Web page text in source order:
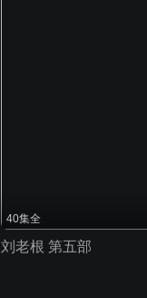
40集全
刘老根 第五部